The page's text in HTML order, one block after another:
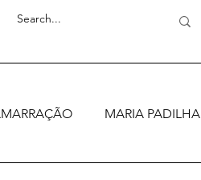
MARIA PADILHA